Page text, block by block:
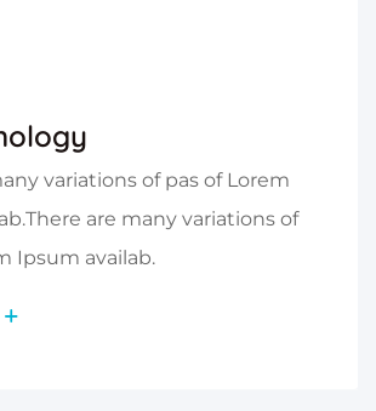
variations of pas of Lorem
are many variations of
Ipsum availab.